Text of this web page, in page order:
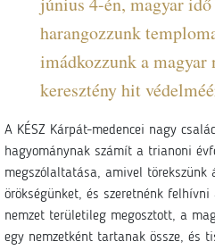
harangozzunk
imádkozzunk a magyar
keresztény hit
A KÉSZ Kárpát-medencei nagy
hagyománynak számít a trianoni
megszólaltatása, amivel
örökségünket, és szeretnénk
nemzet területileg megosztott, a
egy nemzetként tartanak össze, és